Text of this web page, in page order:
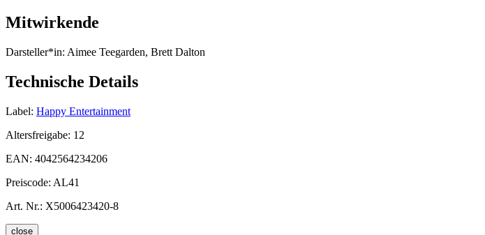
Mitwirkende
Darsteller*in: Aimee Teegarden, Brett Dalton
Technische Details
Label: Happy Entertainment
Altersfreigabe: 12
EAN: 4042564234206
Preiscode: AL41
Art. Nr.: X5006423420-8
close